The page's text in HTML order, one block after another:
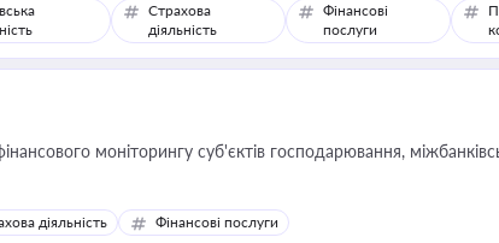
Страхова
діяльність
Фінансові
послуги
моніторингу суб'єктів господарювання,
діяльність Фінансові послуги